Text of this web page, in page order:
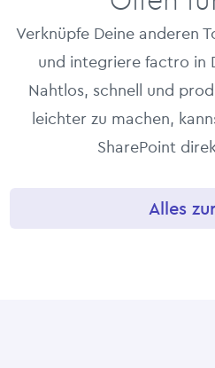
Verknüpfe Deine anderen
und integriere factro in
Nahtlos, schnell und
leichter zu machen,
SharePoint
Alles